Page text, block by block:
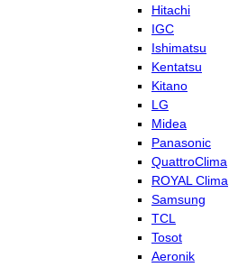
Hitachi
IGC
Ishimatsu
Kentatsu
Kitano
LG
Midea
Panasonic
QuattroClima
ROYAL Clima
Samsung
TCL
Tosot
Aeronik